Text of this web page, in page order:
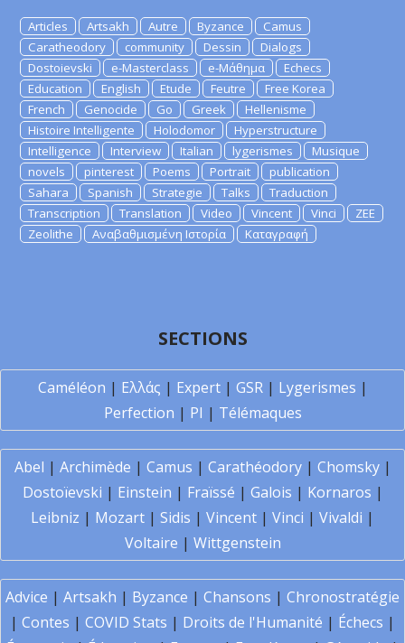
Articles Artsakh Autre Byzance
Camus
Caratheodory
community Dessin
Dialogs
Dostoievski
e-Masterclass e-Μάθημα
Echecs
Education
English Etude Feutre
Free Korea
French
Genocide Go Greek
Hellenisme
Histoire Intelligente
Holodomor
Hyperstructure
Intelligence
Interview Italian lygerismes
Musique
novels
pinterest Poems Portrait
publication
Sahara
Spanish Strategie Talks
Traduction
Transcription
Translation Video Vincent Vinci
ZEE
Zeolithe
Αναβαθμισμένη Ιστορία Καταγραφή
SECTIONS
Caméléon | Ελλάς | Expert| GSR| Lygerismes |
Perfection | PI | Télémaques
Abel | Archimède | Camus | Carathéodory| Chomsky|
Dostoïevski | Einstein | Fraïssé | Galois | Kornaros |
Leibniz | Mozart | Sidis | Vincent | Vinci | Vivaldi |
Voltaire | Wittgenstein
Advice | Artsakh | Byzance | Chansons | Chronostratégie
| Contes | COVID Stats | Droits de l'Humanité | Échecs |